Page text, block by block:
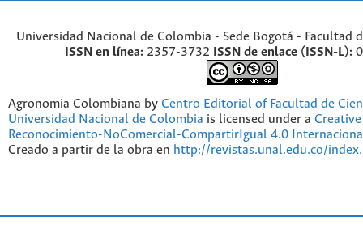
Universidad Nacional de Colombia - Sede Bogotá - Facultad
ISSN en línea: 2357-3732 ISSN de enlace (ISSN-L):
Agronomia Colombiana by Centro Editorial of Facultad de
Universidad Nacional de Colombia is licensed under a
Reconocimiento-NoComercial-CompartirIgual 4.0
Creado a partir de la obra en http://revistas.unal.edu.co/